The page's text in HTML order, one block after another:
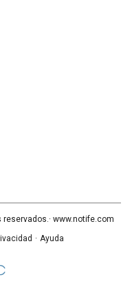
www.notife.com
· Ayuda